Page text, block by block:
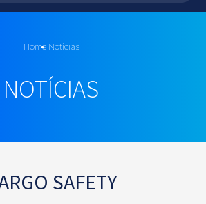
Home Notícias
NOTÍCIAS
SAFETY